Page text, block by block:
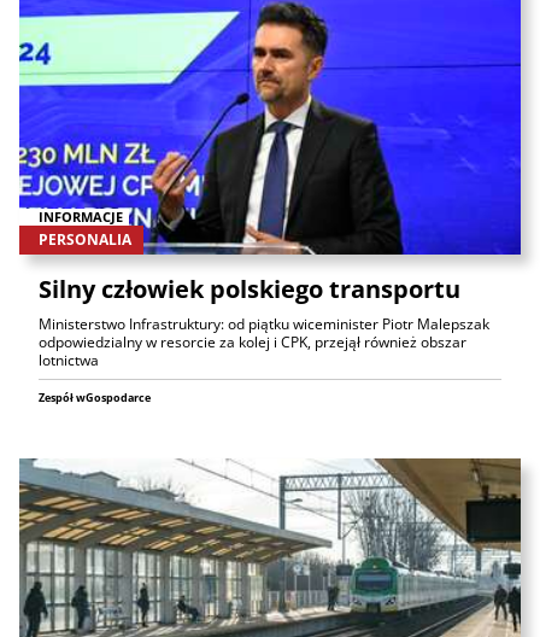
INFORMACJE
PERSONALIA
Silny człowiek polskiego transportu
Ministerstwo Infrastruktury: od piątku wiceminister Piotr Malepszak
odpowiedzialny w resorcie za kolej i CPK, przejął również obszar
lotnictwa
Zespół wGospodarce